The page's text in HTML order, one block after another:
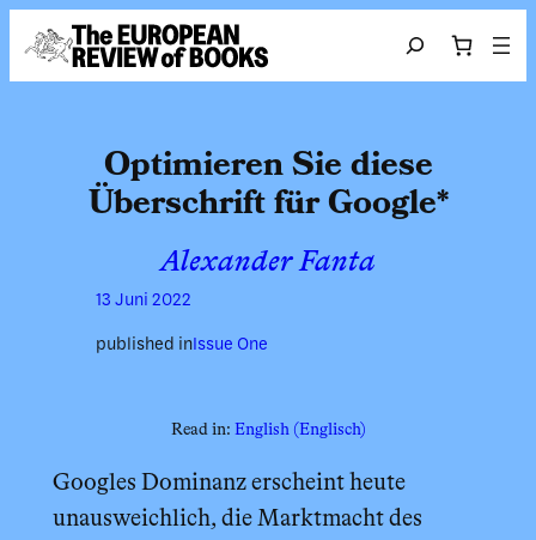
Zum Inhalt springen
Search
Optimieren Sie diese
Überschrift für Google*
Alexander Fanta
13 Juni 2022
published inIssue One
Read in: English (Englisch)
Googles Dominanz erscheint heute
unausweichlich, die Marktmacht des